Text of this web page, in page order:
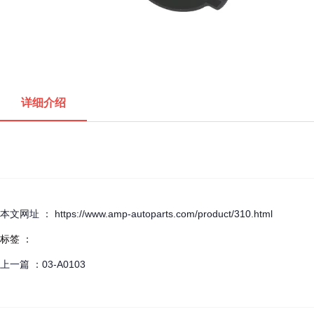
详细介绍
本文网址 ： https://www.amp-autoparts.com/product/310.html
标签 ：
上一篇 ： 03-A0103